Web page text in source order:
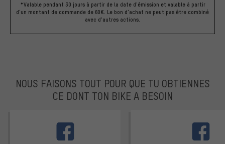
*Valable pendant 30 jours à partir de la date d'émission et valable à partir
d'un montant de commande de 60€. Le bon d'achat ne peut pas être combiné
avec d'autres actions.
NOUS FAISONS TOUT POUR QUE TU OBTIENNES
CE DONT TON BIKE A BESOIN